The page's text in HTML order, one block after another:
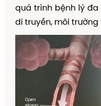
Kiến Thức Về Dầu Gội
Nấm Lưỡi
quá trình bệnh lý đa
di truyền, môi trường